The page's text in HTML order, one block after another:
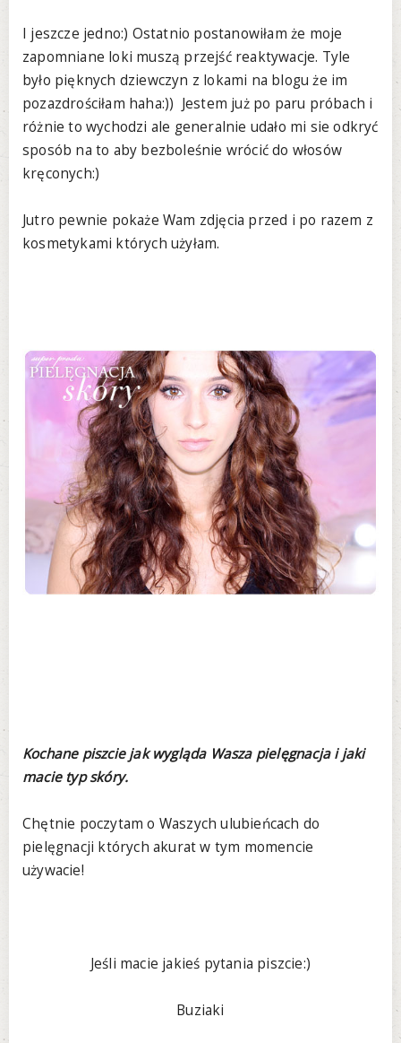
I jeszcze jedno:) Ostatnio postanowiłam że moje
zapomniane loki muszą przejść reaktywacje. Tyle
było pięknych dziewczyn z lokami na blogu że im
pozazdrościłam haha:)) Jestem już po paru próbach i
różnie to wychodzi ale generalnie udało mi sie odkryć
sposób na to aby bezboleśnie wrócić do włosów
kręconych:)
Jutro pewnie pokaże Wam zdjęcia przed i po razem z
kosmetykami których użyłam.
Kochane piszcie jak wygląda Wasza pielęgnacja i jaki
macie typ skóry.
Chętnie poczytam o Waszych ulubieńcach do
pielęgnacji których akurat w tym momencie
używacie!
Jeśli macie jakieś pytania piszcie:)
Buziaki